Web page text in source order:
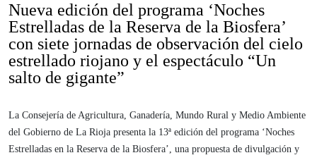
Nueva edición del programa ‘Noches
Estrelladas de la Reserva de la Biosfera’
con siete jornadas de observación del cielo
estrellado riojano y el espectáculo “Un
salto de gigante”
La Consejería de Agricultura, Ganadería, Mundo Rural y Medio Ambiente
del Gobierno de La Rioja presenta la 13ª edición del programa ‘Noches
Estrelladas en la Reserva de la Biosfera’, una propuesta de divulgación y